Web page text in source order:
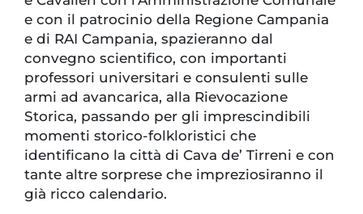
e con il patrocinio della Regione Campania
e di RAI Campania, spazieranno dal
convegno scientifico, con importanti
professori universitari e consulenti sulle
armi ad avancarica, alla Rievocazione
Storica, passando per gli imprescindibili
momenti storico-folkloristici che
identificano la città di Cava de’ Tirreni e con
tante altre sorprese che impreziosiranno il
già ricco calendario.